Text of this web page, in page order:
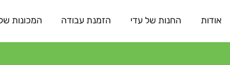
אודות החנות של עדי הזמנת עבודה המכונות